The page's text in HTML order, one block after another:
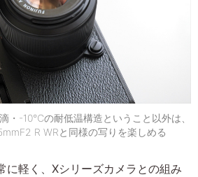
・-10℃の耐低温構造ということ以外は、
R WRと同様の写りを楽しめる
に軽く、Xシリーズカメラとの組み